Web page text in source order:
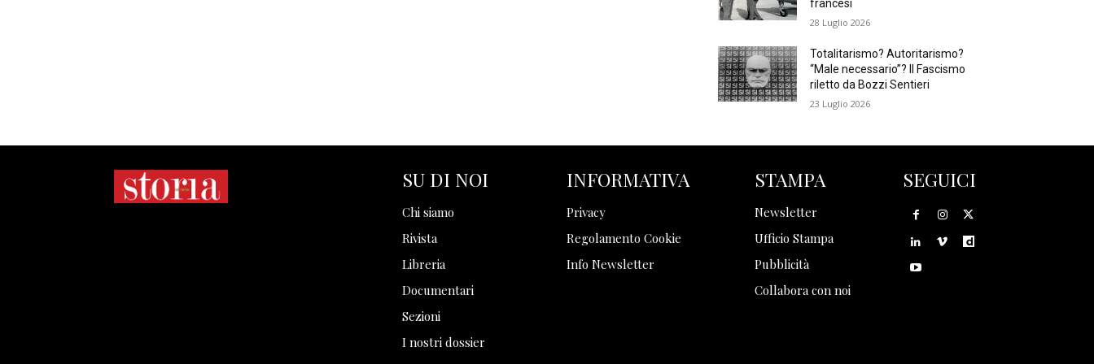
francesi
28 Luglio 2026
Totalitarismo? Autoritarismo?
“Male necessario”? Il Fascismo
riletto da Bozzi Sentieri
23 Luglio 2026
SU DI NOI
Chi siamo
Rivista
Libreria
Documentari
Sezioni
I nostri dossier
INFORMATIVA
Privacy
Regolamento Cookie
Info Newsletter
STAMPA
Newsletter
Ufficio Stampa
Pubblicità
Collabora con noi
SEGUICI